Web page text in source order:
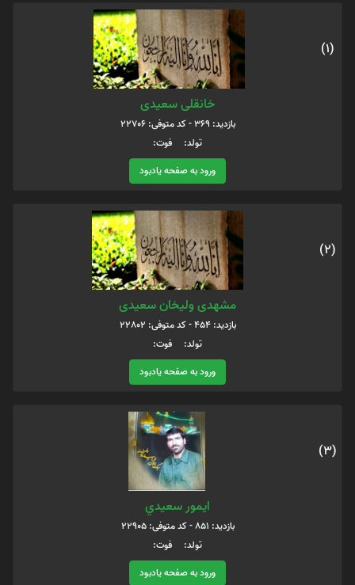
(1)
خانقلی سعیدی
بازدید: 369 - کد متوفی: 22706
تولد: فوت:
ورود به صفحه یادبود
(2)
مشهدی ولیخان سعیدی
بازدید: 454 - کد متوفی: 22802
تولد: فوت:
ورود به صفحه یادبود
(3)
ايمور سعيدي
بازدید: 851 - کد متوفی: 22905
تولد: فوت:
ورود به صفحه یادبود